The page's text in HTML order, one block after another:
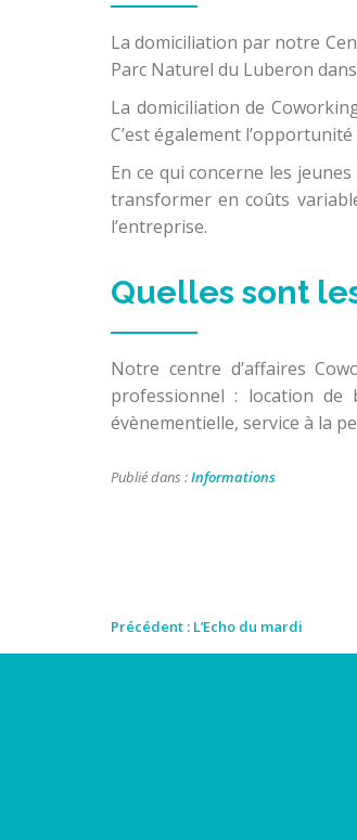
La domiciliation par notre
Parc Naturel du Luberon
La domiciliation de
C’est également
En ce qui concerne les
transformer en coûts
l’entreprise.
Quelles sont
Notre centre d’affaires
professionnel : location de
évènementielle, service à la
Publié dans :Informations
Navigation
de
Précédent : L’Echo du mardi